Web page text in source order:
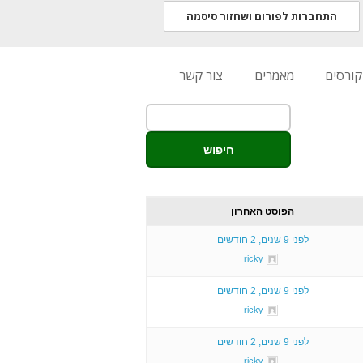
התחברות לפורום ושחזור סיסמה
קורסים מאמרים צור קשר
הפוסט האחרון
לפני 9 שנים, 2 חודשים
ricky
לפני 9 שנים, 2 חודשים
ricky
לפני 9 שנים, 2 חודשים
ricky